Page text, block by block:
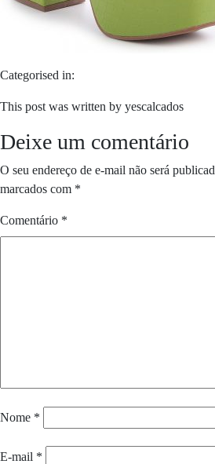
Categorised in:
This post was written by yescalcados
Deixe um comentário
O seu endereço de e-mail não será
marcados com *
Comentário *
Nome *
E-mail *